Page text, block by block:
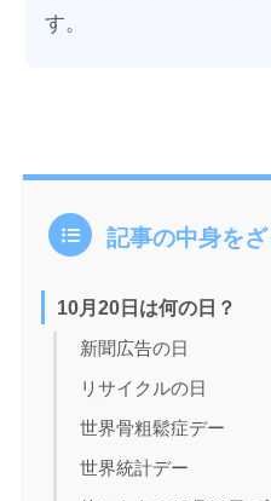
す。
記事の中身を
10月20日は何の日？
新聞広告の日
リサイクルの日
世界骨粗鬆症デー
世界統計デー